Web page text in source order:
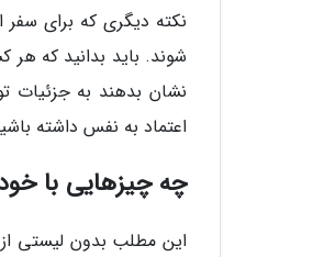
نکته دیگری که برای سفر
شوند. باید بدانید که هر
نشان بدهند به جزئیات
اعتماد به نفس داشته
چه چیزهایی با
این مطلب بدون لیستی